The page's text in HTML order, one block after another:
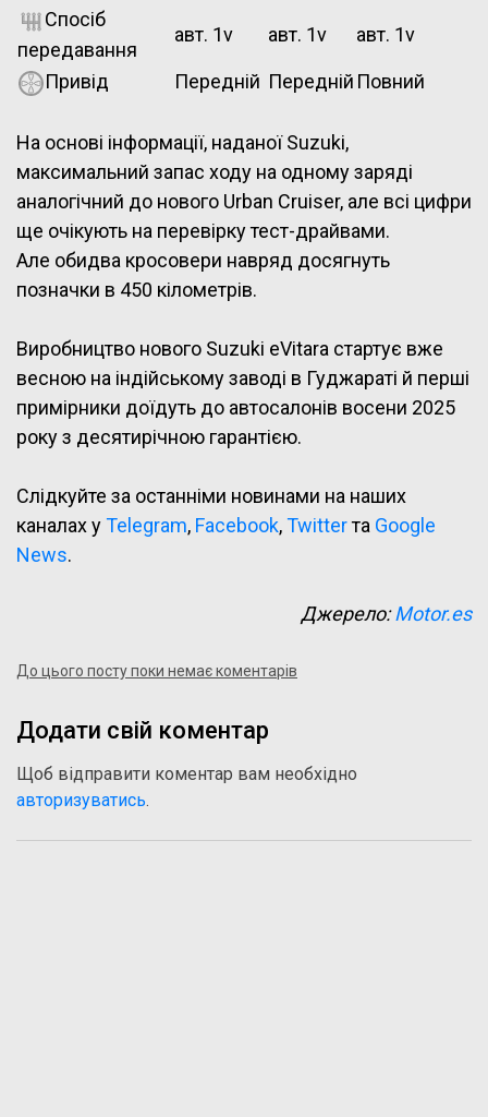
Спосіб
передавання
авт. 1v авт. 1v авт. 1v
Привід Передній Передній Повний
На основі інформації, наданої Suzuki,
максимальний запас ходу на одному заряді
аналогічний до нового Urban Cruiser, але всі цифри
ще очікують на перевірку тест-драйвами.
Але обидва кросовери навряд досягнуть
позначки в 450 кілометрів.
Виробництво нового Suzuki eVitara стартує вже
весною на індійському заводі в Гуджараті й перші
примірники доїдуть до автосалонів восени 2025
року з десятирічною гарантією.
Слідкуйте за останніми новинами на наших
каналах уTelegram, Facebook,Twitterта Google
News.
Джерело:Motor.es
До цього посту поки немає коментарів
Додати свій коментар
Щоб відправити коментар вам необхідно
авторизуватись.